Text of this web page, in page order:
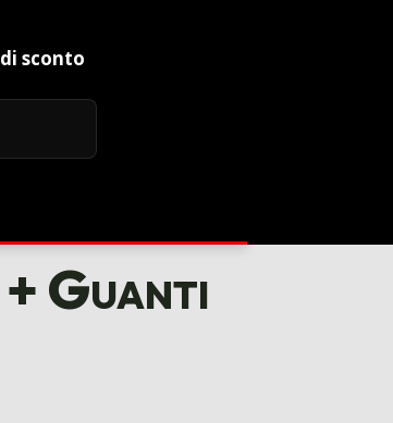
sconto
Guanti